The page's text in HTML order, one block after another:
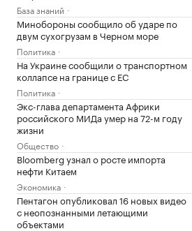
База знаний
Минобороны сообщило об ударе по
двум сухогрузам в Черном море
Политика
На Украине сообщили о транспортном
коллапсе на границе с ЕС
Политика
Экс-глава департамента Африки
российского МИДа умер на 72-м году
жизни
Общество
Bloomberg узнал о росте импорта
нефти Китаем
Экономика
Пентагон опубликовал 16 новых видео
с неопознанными летающими
объектами